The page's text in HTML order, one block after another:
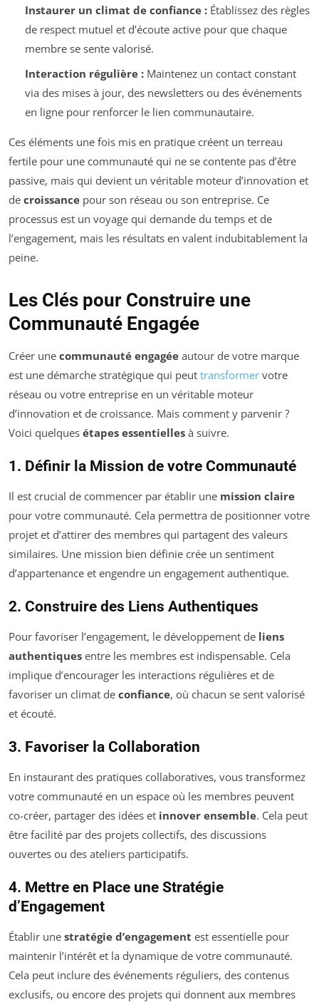
Instaurer un climat de confiance :Établissez des règles
de respect mutuel et d’écoute active pour que chaque
membre se sente valorisé.
Interaction régulière :Maintenez un contact constant
via des mises à jour, des newsletters ou des événements
en ligne pour renforcer le lien communautaire.
Ces éléments une fois mis en pratique créent un terreau
fertile pour une communauté qui ne se contente pas d’être
passive, mais qui devient un véritable moteur d’innovation et
de croissance pour son réseau ou son entreprise. Ce
processus est un voyage qui demande du temps et de
l’engagement, mais les résultats en valent indubitablement la
peine.
Les Clés pour Construire une
Communauté Engagée
Créer une communauté engagée autour de votre marque
est une démarche stratégique qui peut transformer votre
réseau ou votre entreprise en un véritable moteur
d’innovation et de croissance. Mais comment y parvenir ?
Voici quelques étapes essentielles à suivre.
1. Définir la Mission de votre Communauté
Il est crucial de commencer par établir une mission claire
pour votre communauté. Cela permettra de positionner votre
projet et d’attirer des membres qui partagent des valeurs
similaires. Une mission bien définie crée un sentiment
d’appartenance et engendre un engagement authentique.
2. Construire des Liens Authentiques
Pour favoriser l’engagement, le développement de liens
authentiques entre les membres est indispensable. Cela
implique d’encourager les interactions régulières et de
favoriser un climat de confiance, où chacun se sent valorisé
et écouté.
3. Favoriser la Collaboration
En instaurant des pratiques collaboratives, vous transformez
votre communauté en un espace où les membres peuvent
co-créer, partager des idées et innover ensemble. Cela peut
être facilité par des projets collectifs, des discussions
ouvertes ou des ateliers participatifs.
4. Mettre en Place une Stratégie
d’Engagement
Établir une stratégie d’engagement est essentielle pour
maintenir l’intérêt et la dynamique de votre communauté.
Cela peut inclure des événements réguliers, des contenus
exclusifs, ou encore des projets qui donnent aux membres